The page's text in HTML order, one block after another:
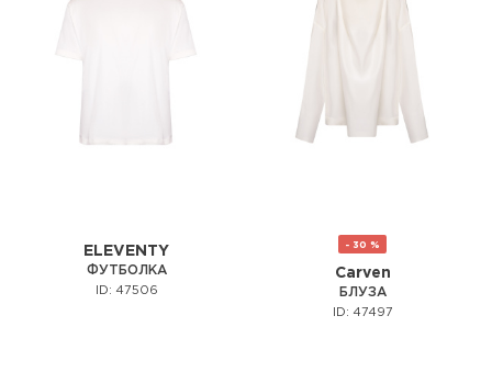
ELEVENTY
ФУТБОЛКА
ID: 47506
- 30 %
Carven
БЛУЗА
ID: 47497